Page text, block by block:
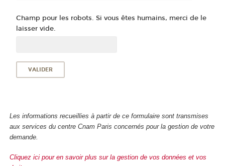
Champ pour les robots. Si vous êtes humains, merci de le
laisser vide.
Les informations recueillies à partir de ce formulaire sont transmises
aux services du centre Cnam Paris concernés pour la gestion de votre
demande.
Cliquez ici pour en savoir plus sur la gestion de vos données et vos